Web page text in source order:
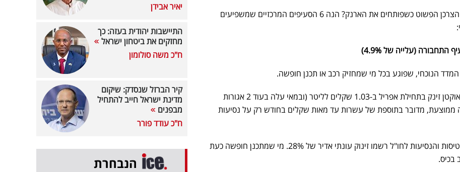
אז מה זה אומר בפועל בשביל הצרכן הפשוט כשפותחים את הארנק? הנה 6 הסעיפים המרכזיים שמשפיעים
(עלייה של 4.9%)
הנוכחי, שפוגע בכל מי שמחזיק רכב או תכנן חופשה.
הדלק בקפיצה: מחיר דלק 95 אוקטן זינק בתחילת אפריל ב-1.03 שקלים לליטר (ובמאי עלה בעוד 2 אגורות
ממוצעת, מדובר בתוספת של עשרות עד מאות שקלים בחודש רק על נסיעות
הנסיעות לחו"ל זינקו: מחירי הטיסות והנסיעות לחו"ל רשמו זינוק עונתי אדיר של 28%. מי שמתכנן חופשה כעת
בכיס.
יאיר אבידן
התיישבות יהודית בעזה: כך
מחזקים את ביטחון ישראל
ח"כ משה סולומון
קיר הברזל שנסדק: שיקום
מדינת ישראל חייב להתחיל
מבפנים
ח"כ עודד פורר
הנבחרת